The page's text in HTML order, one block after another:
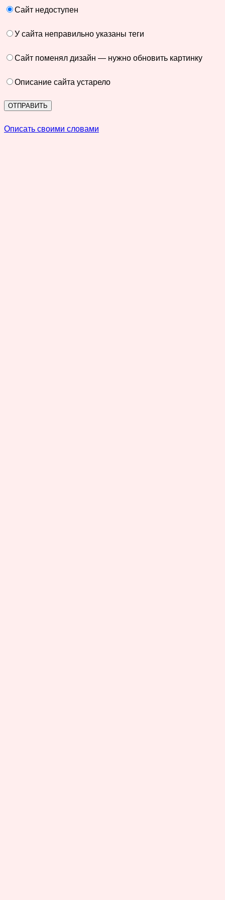
Сайт недоступен
У сайта неправильно указаны теги
Сайт поменял дизайн — нужно обновить картинку
Описание сайта устарело
Описать своими словами